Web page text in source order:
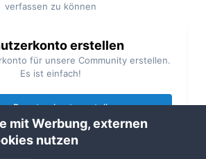
verfassen zu können
erstellen
für unsere Community erstellen.
Es ist einfach!
Benutzerkonto erstellen
mit Werbung, externen
nutzen